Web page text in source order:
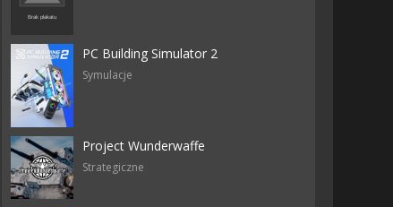
PC Building Simulator 2
Symulacje
Project Wunderwaffe
Strategiczne